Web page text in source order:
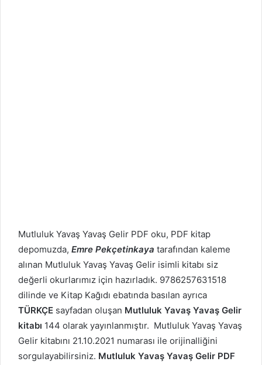
Mutluluk Yavaş Yavaş Gelir PDF oku, PDF kitap
depomuzda, Emre Pekçetinkaya tarafından kaleme
alınan Mutluluk Yavaş Yavaş Gelir isimli kitabı siz
değerli okurlarımız için hazırladık. 9786257631518
dilinde ve Kitap Kağıdı ebatında basılan ayrıca
TÜRKÇE sayfadan oluşan Mutluluk Yavaş Yavaş Gelir
kitabı 144 olarak yayınlanmıştır. Mutluluk Yavaş Yavaş
Gelir kitabını 21.10.2021 numarası ile orijinalliğini
sorgulayabilirsiniz. Mutluluk Yavaş Yavaş Gelir PDF